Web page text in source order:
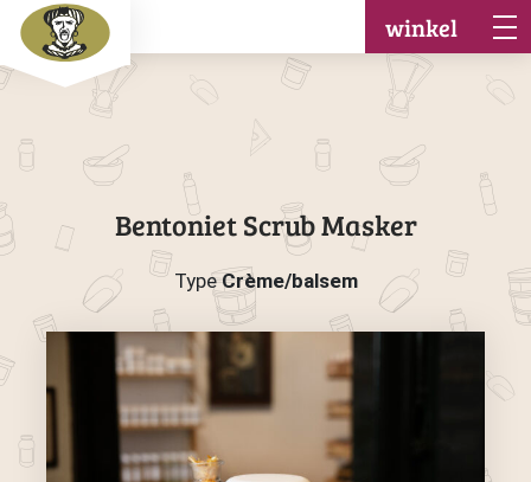
winkel
Bentoniet Scrub Masker
TypeCrème/balsem